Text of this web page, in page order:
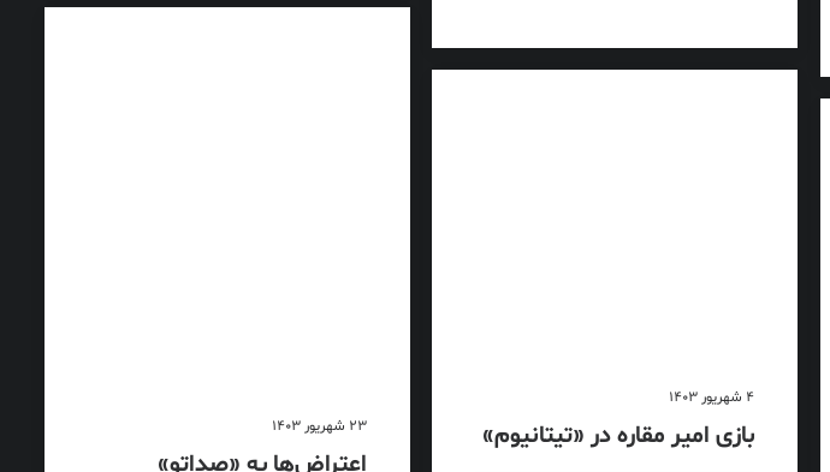
23 شهریور 1403
اعتراض‌ها به «صداتو»
4 شهریور 1403
بازی امیر مقاره در «تیتانیوم»